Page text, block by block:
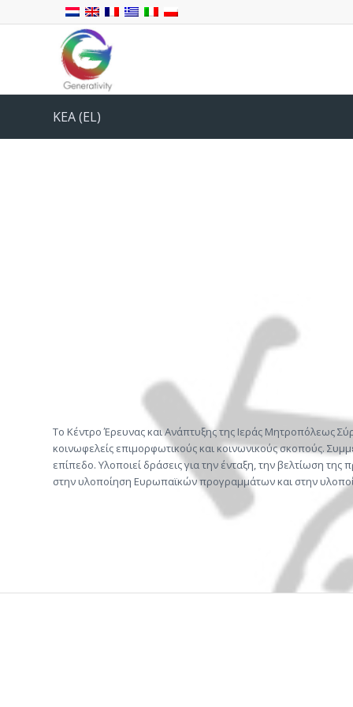
KEA (EL)
Το Κέντρο Έρευνας και Ανάπτυξης της Ιεράς Μητροπόλεως
κοινωφελείς επιμορφωτικούς και κοινωνικούς σκοπούς.
επίπεδο. Υλοποιεί δράσεις για την ένταξη, την βελτίωση
στην υλοποίηση Ευρωπαϊκών προγραμμάτων και στην